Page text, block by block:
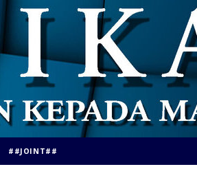
##JOINT##